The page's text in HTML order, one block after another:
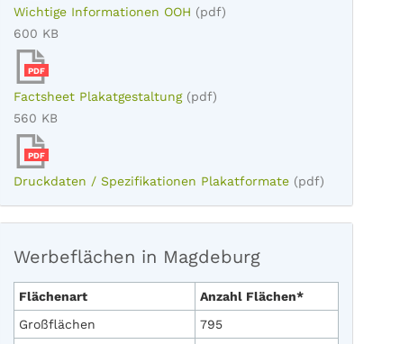
Wichtige Informationen OOH (pdf)
600 KB
PDF
Factsheet Plakatgestaltung (pdf)
560 KB
PDF
Druckdaten / Spezifikationen Plakatformate (pdf)
Werbeflächen in Magdeburg
Flächenart
Anzahl Flächen*
Großflächen
795